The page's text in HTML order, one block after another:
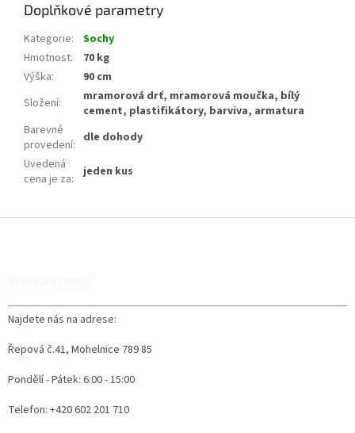
Doplňkové parametry
Kategorie:
Sochy
Hmotnost:
70 kg
Výška:
90 cm
Složení:
mramorová drť, mramorová moučka, bílý
cement, plastifikátory, barviva, armatura
Barevné
provedení: dle dohody
Uvedená
cena je za: jeden kus
Najdete nás na adrese:
Řepová č.41, Mohelnice 789 85
Pondělí - Pátek: 6:00 - 15:00
Telefon: +420 602 201 710